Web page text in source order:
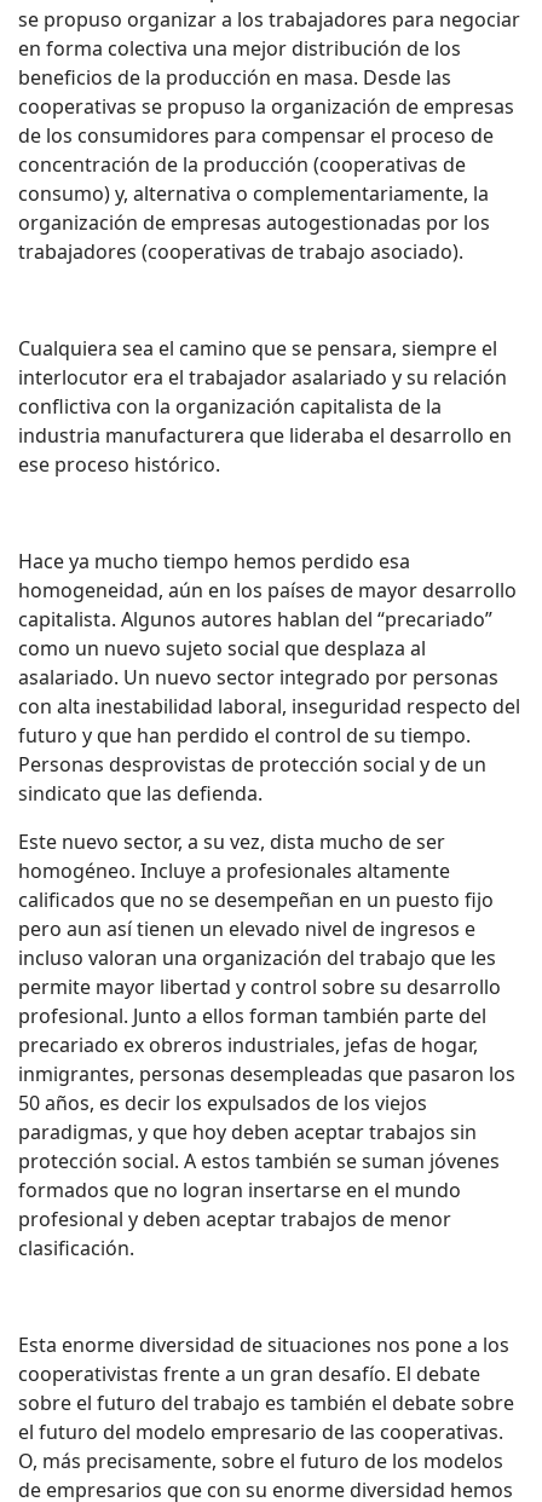
se propuso organizar a los trabajadores para negociar
en forma colectiva una mejor distribución de los
beneficios de la producción en masa. Desde las
cooperativas se propuso la organización de empresas
de los consumidores para compensar el proceso de
concentración de la producción (cooperativas de
consumo) y, alternativa o complementariamente, la
organización de empresas autogestionadas por los
trabajadores (cooperativas de trabajo asociado).
Cualquiera sea el camino que se pensara, siempre el
interlocutor era el trabajador asalariado y su relación
conflictiva con la organización capitalista de la
industria manufacturera que lideraba el desarrollo en
ese proceso histórico.
Hace ya mucho tiempo hemos perdido esa
homogeneidad, aún en los países de mayor desarrollo
capitalista. Algunos autores hablan del “precariado”
como un nuevo sujeto social que desplaza al
asalariado. Un nuevo sector integrado por personas
con alta inestabilidad laboral, inseguridad respecto del
futuro y que han perdido el control de su tiempo.
Personas desprovistas de protección social y de un
sindicato que las defienda.
Este nuevo sector, a su vez, dista mucho de ser
homogéneo. Incluye a profesionales altamente
calificados que no se desempeñan en un puesto fijo
pero aun así tienen un elevado nivel de ingresos e
incluso valoran una organización del trabajo que les
permite mayor libertad y control sobre su desarrollo
profesional. Junto a ellos forman también parte del
precariado ex obreros industriales, jefas de hogar,
inmigrantes, personas desempleadas que pasaron los
50 años, es decir los expulsados de los viejos
paradigmas, y que hoy deben aceptar trabajos sin
protección social. A estos también se suman jóvenes
formados que no logran insertarse en el mundo
profesional y deben aceptar trabajos de menor
clasificación.
Esta enorme diversidad de situaciones nos pone a los
cooperativistas frente a un gran desafío. El debate
sobre el futuro del trabajo es también el debate sobre
el futuro del modelo empresario de las cooperativas.
O, más precisamente, sobre el futuro de los modelos
de empresarios que con su enorme diversidad hemos